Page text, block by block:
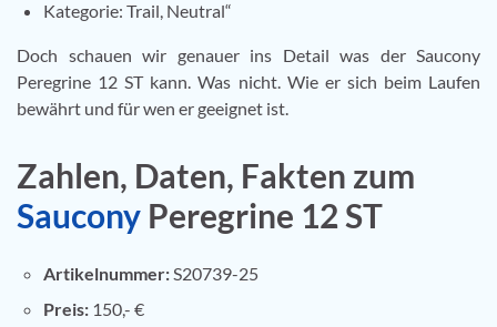
Kategorie: Trail, Neutral“
Doch schauen wir genauer ins Detail was der Saucony
Peregrine 12 ST kann. Was nicht. Wie er sich beim Laufen
bewährt und für wen er geeignet ist.
Zahlen, Daten, Fakten zum
Saucony Peregrine 12 ST
Artikelnummer:S20739-25
Preis: 150,- €